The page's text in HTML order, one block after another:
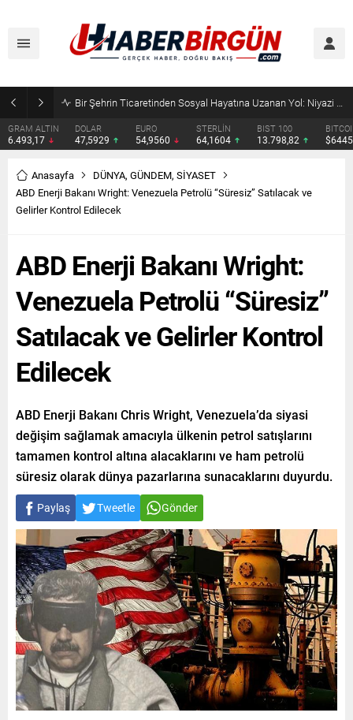
SRV Padel Court, 24 Ülkeye İhracat Yapan Türkiye’nin Padel Kortu Üretim Gücü
DOLAR
47,5929
EURO
54,9560
STERLİN
64,1604
BIST 100
13.798,82
BITCOIN
$64451
Anasayfa DÜNYA, GÜNDEM, SİYASET
ABD Enerji Bakanı Wright: Venezuela Petrolü “Süresiz” Satılacak ve
Gelirler Kontrol Edilecek
ABD Enerji Bakanı Wright:
Venezuela Petrolü “Süresiz”
Satılacak ve Gelirler Kontrol
Edilecek
ABD Enerji Bakanı Chris Wright, Venezuela’da siyasi
değişim sağlamak amacıyla ülkenin petrol satışlarını
tamamen kontrol altına alacaklarını ve ham petrolü
süresiz olarak dünya pazarlarına sunacaklarını duyurdu.
Paylaş Tweetle Gönder